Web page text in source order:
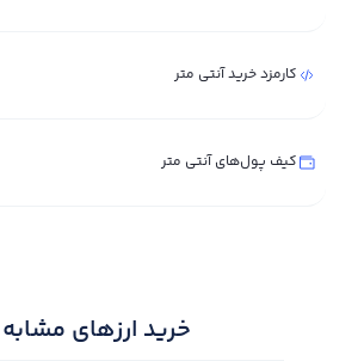
کارمزد خرید آنتی متر
کیف پول‌های آنتی متر
خرید ارزهای مشابه